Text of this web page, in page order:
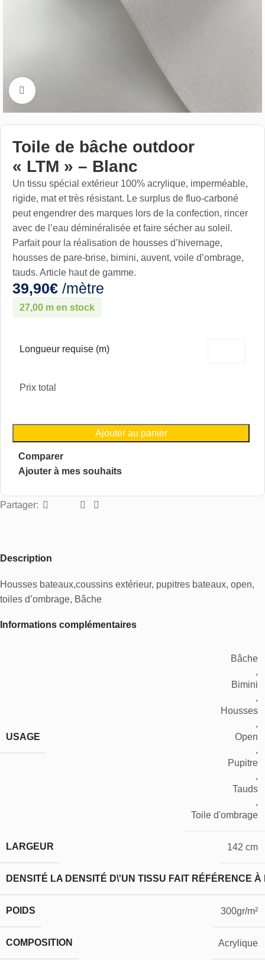
Cliquez pour aggrandir
Toile de bâche outdoor
« LTM » – Blanc
Un tissu spécial extérieur 100% acrylique, imperméable,
rigide, mat et très résistant. Le surplus de fluo-carboné
peut engendrer des marques lors de la confection, rincer
avec de l’eau déminéralisée et faire sécher au soleil.
Parfait pour la réalisation de housses d’hivernage,
housses de pare-brise, bimini, auvent, voile d’ombrage,
tauds. Article haut de gamme.
39,90€ /mètre
27,00 m en stock
Longueur requise (m)
Prix total
Ajouter au panier
Comparer
Ajouter à mes souhaits
Partager:
Description
Housses bateaux,coussins extérieur, pupitres bateaux, open,
toiles d’ombrage, Bâche
Informations complémentaires
USAGE
Bâche
,
Bimini
,
Housses
,
Open
,
Pupitre
,
Tauds
,
Toile d'ombrage
LARGEUR 142 cm
DENSITÉ LA DENSITÉ D\'UN TISSU FAIT RÉFÉRENCE
POIDS 300gr/m²
COMPOSITION Acrylique